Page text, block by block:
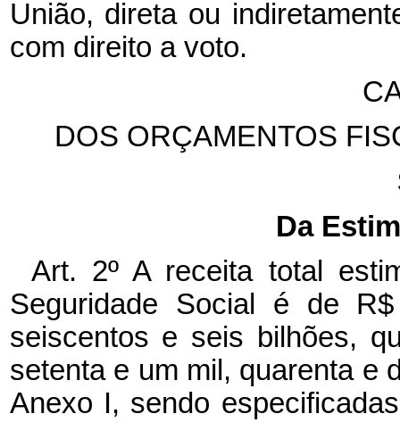
União, direta ou
com direito a voto.
DOS ORÇAMENTOS
Da
Art. 2º A receita total
Seguridade Social é de R$
seiscentos e seis bilhões,
setenta e um mil, quarenta e
Anexo I, sendo